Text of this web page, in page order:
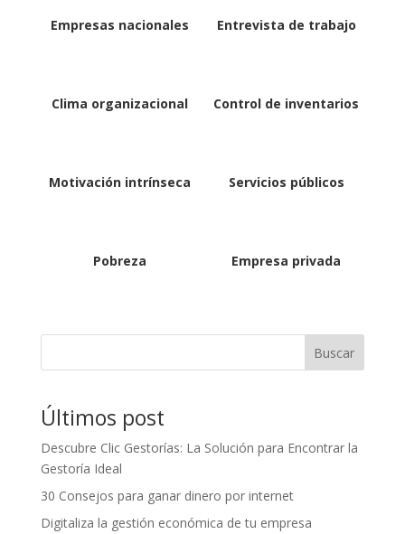
Empresas nacionales
Entrevista de trabajo
Clima organizacional Control de inventarios
Motivación intrínseca Servicios públicos
Pobreza Empresa privada
Buscar
Últimos post
Descubre Clic Gestorías: La Solución para Encontrar la
Gestoría Ideal
30 Consejos para ganar dinero por internet
Digitaliza la gestión económica de tu empresa